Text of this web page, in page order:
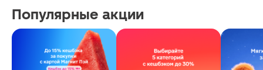
Популярные акции